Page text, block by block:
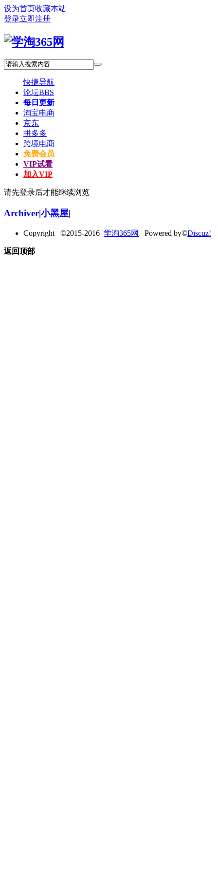
设为首页收藏本站
登录立即注册
快捷导航
论坛BBS
每日更新
淘宝电商
京东
拼多多
跨境电商
免费会员
VIP试看
加入VIP
请先登录后才能继续浏览
Archiver|小黑屋|
Copyright ©2015-2016 学淘365网 Powered by©Discuz!
返回顶部